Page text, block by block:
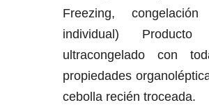
Freezing, congelación
individual) Producto
ultracongelado con
propiedades
cebolla recién troceada.